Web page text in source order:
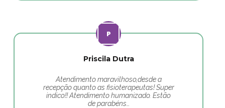
Priscila Dutra
Atendimento maravilhoso,desde a
recepção quanto as fisioterapeutas! Super
indico!! Atendimento humanizado. Estão
de parabéns…